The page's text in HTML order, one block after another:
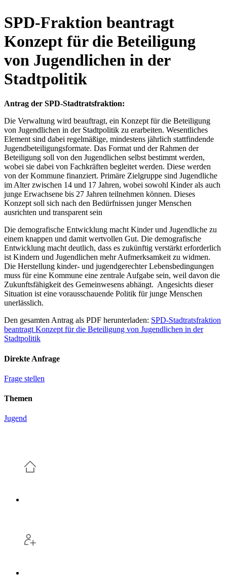
SPD-Fraktion beantragt
Konzept für die Beteiligung
von Jugendlichen in der
Stadtpolitik
Antrag der SPD-Stadtratsfraktion:
Die Verwaltung wird beauftragt, ein Konzept für die Beteiligung
von Jugendlichen in der Stadtpolitik zu erarbeiten. Wesentliches
Element sind dabei regelmäßige, mindestens jährlich stattfindende
Jugendbeteiligungsformate. Das Format und der Rahmen der
Beteiligung soll von den Jugendlichen selbst bestimmt werden,
wobei sie dabei von Fachkräften begleitet werden. Diese werden
von der Kommune finanziert. Primäre Zielgruppe sind Jugendliche
im Alter zwischen 14 und 17 Jahren, wobei sowohl Kinder als auch
junge Erwachsene bis 27 Jahren teilnehmen können. Dieses
Konzept soll sich nach den Bedürfnissen junger Menschen
ausrichten und transparent sein
Die demografische Entwicklung macht Kinder und Jugendliche zu
einem knappen und damit wertvollen Gut. Die demografische
Entwicklung macht deutlich, dass es zukünftig verstärkt erforderlich
ist Kindern und Jugendlichen mehr Aufmerksamkeit zu widmen.
Die Herstellung kinder- und jugendgerechter Lebensbedingungen
muss für eine Kommune eine zentrale Aufgabe sein, weil davon die
Zukunftsfähigkeit des Gemeinwesens abhängt. Angesichts dieser
Situation ist eine vorausschauende Politik für junge Menschen
unerlässlich.
Den gesamten Antrag als PDF herunterladen: SPD-Stadtratsfraktion
beantragt Konzept für die Beteiligung von Jugendlichen in der
Stadtpolitik
Direkte Anfrage
Frage stellen
Themen
Jugend